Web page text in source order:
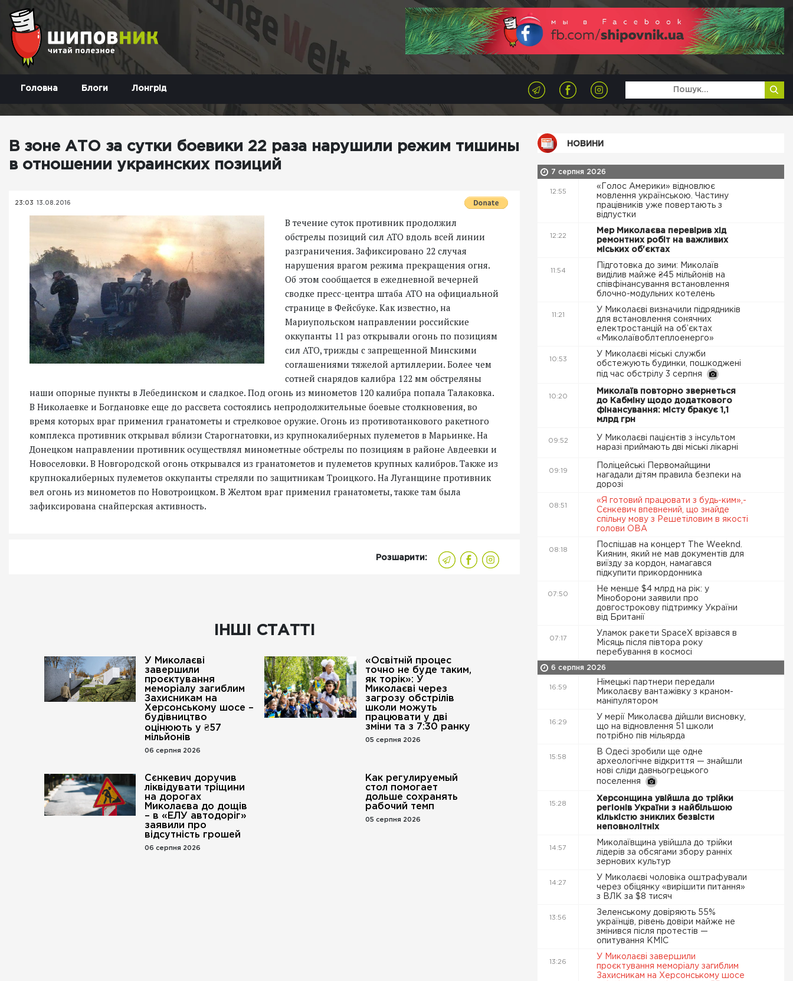
Головна Блоги Лонгрід
В зоне АТО за сутки боевики 22 раза нарушили режим тишины
в отношении украинских позиций
23:03 13.08.2016
В течение суток противник продолжил
обстрелы позиций сил АТО вдоль всей линии
разграничения. Зафиксировано 22 случая
нарушения врагом режима прекращения огня.
Об этом сообщается в ежедневной вечерней
сводке пресс-центра штаба АТО на официальной
странице в Фейсбуке. Как известно, на
Мариупольском направлении российские
оккупанты 11 раз открывали огонь по позициям
сил АТО, трижды с запрещенной Минскими
соглашениями тяжелой артиллерии. Более чем
сотней снарядов калибра 122 мм обстреляны
наши опорные пункты в Лебединском и сладкое. Под огонь из минометов 120 калибра попала Талаковка.
В Николаевке и Богдановке еще до рассвета состоялись непродолжительные боевые столкновения, во
время которых враг применил гранатометы и стрелковое оружие. Огонь из противотанкового ракетного
комплекса противник открывал вблизи Старогнатовки, из крупнокалиберных пулеметов в Марьинке. На
Донецком направлении противник осуществлял минометные обстрелы по позициям в районе Авдеевки и
Новоселовки. В Новгородской огонь открывался из гранатометов и пулеметов крупных калибров. Также из
крупнокалиберных пулеметов оккупанты стреляли по защитникам Троицкого. На Луганщине противник
вел огонь из минометов по Новотроицком. В Желтом враг применил гранатометы, также там была
зафиксирована снайперская активность.
Розшарити:
ІНШІ СТАТТІ
У Миколаєві
завершили
проєктування
меморіалу загиблим
Захисникам на
Херсонському шосе –
будівництво
оцінюють у ₴57
мільйонів
06 серпня 2026
«Освітній процес
точно не буде таким,
як торік»: У
Миколаєві через
загрозу обстрілів
школи можуть
працювати у дві
зміни та з 7:30 ранку
05 серпня 2026
Сєнкевич доручив
ліквідувати тріщини
на дорогах
Миколаєва до дощів
– в «ЕЛУ автодоріг»
заявили про
відсутність грошей
06 серпня 2026
Как регулируемый
стол помогает
дольше сохранять
рабочий темп
05 серпня 2026
НОВИНИ
7 серпня 2026
12:55
«Голос Америки» відновлює
мовлення українською. Частину
працівників уже повертають з
відпустки
12:22
Мер Миколаєва перевірив хід
ремонтних робіт на важливих
міських об'єктах
11:54
Підготовка до зими: Миколаїв
виділив майже ₴45 мільйонів на
співфінансування встановлення
блочно-модульних котелень
11:21
У Миколаєві визначили підрядників
для встановлення сонячних
електростанцій на об’єктах
«Миколаївоблтеплоенерго»
10:53
У Миколаєві міські служби
обстежують будинки, пошкоджені
під час обстрілу 3 серпня
10:20
Миколаїв повторно звернеться
до Кабміну щодо додаткового
фінансування: місту бракує 1,1
млрд грн
09:52
У Миколаєві пацієнтів з інсультом
наразі приймають дві міські лікарні
09:19
Поліцейські Первомайщини
нагадали дітям правила безпеки на
дорозі
08:51
«Я готовий працювати з будь-ким»,-
Сєнкевич впевнений, що знайде
спільну мову з Решетіловим в якості
голови ОВА
08:18
Поспішав на концерт The Weeknd.
Киянин, який не мав документів для
виїзду за кордон, намагався
підкупити прикордонника
07:50
Не менше $4 млрд на рік: у
Міноборони заявили про
довгострокову підтримку України
від Британії
07:17
Уламок ракети SpaceX врізався в
Місяць після півтора року
перебування в космосі
6 серпня 2026
16:59
Німецькі партнери передали
Миколаєву вантажівку з краном-
маніпулятором
16:29
У мерії Миколаєва дійшли висновку,
що на відновлення 51 школи
потрібно пів мільярда
15:58
В Одесі зробили ще одне
археологічне відкриття — знайшли
нові сліди давньогрецького
поселення
15:28
Херсонщина увійшла до трійки
регіонів України з найбільшою
кількістю зниклих безвісти
неповнолітніх
14:57
Миколаївщина увійшла до трійки
лідерів за обсягами збору ранніх
зернових культур
14:27
У Миколаєві чоловіка оштрафували
через обіцянку «вирішити питання»
з ВЛК за $8 тисяч
13:56
Зеленському довіряють 55%
українців, рівень довіри майже не
змінився після протестів —
опитування КМІС
13:26
У Миколаєві завершили
проєктування меморіалу загиблим
Захисникам на Херсонському шосе